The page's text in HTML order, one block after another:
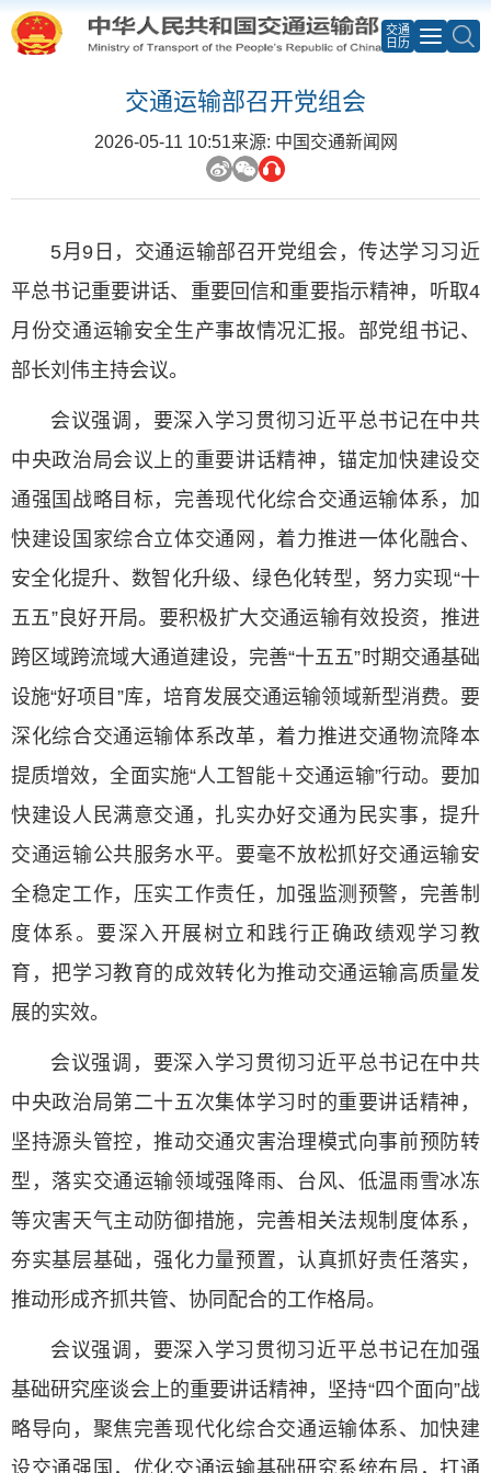
交通
日历
交通运输部召开党组会
2026-05-11 10:51来源: 中国交通新闻网
5月9日，交通运输部召开党组会，传达学习习近
平总书记重要讲话、重要回信和重要指示精神，听取4
月份交通运输安全生产事故情况汇报。部党组书记、
部长刘伟主持会议。
会议强调，要深入学习贯彻习近平总书记在中共
中央政治局会议上的重要讲话精神，锚定加快建设交
通强国战略目标，完善现代化综合交通运输体系，加
快建设国家综合立体交通网，着力推进一体化融合、
安全化提升、数智化升级、绿色化转型，努力实现“十
五五”良好开局。要积极扩大交通运输有效投资，推进
跨区域跨流域大通道建设，完善“十五五”时期交通基础
设施“好项目”库，培育发展交通运输领域新型消费。要
深化综合交通运输体系改革，着力推进交通物流降本
提质增效，全面实施“人工智能＋交通运输”行动。要加
快建设人民满意交通，扎实办好交通为民实事，提升
交通运输公共服务水平。要毫不放松抓好交通运输安
全稳定工作，压实工作责任，加强监测预警，完善制
度体系。要深入开展树立和践行正确政绩观学习教
育，把学习教育的成效转化为推动交通运输高质量发
展的实效。
会议强调，要深入学习贯彻习近平总书记在中共
中央政治局第二十五次集体学习时的重要讲话精神，
坚持源头管控，推动交通灾害治理模式向事前预防转
型，落实交通运输领域强降雨、台风、低温雨雪冰冻
等灾害天气主动防御措施，完善相关法规制度体系，
夯实基层基础，强化力量预置，认真抓好责任落实，
推动形成齐抓共管、协同配合的工作格局。
会议强调，要深入学习贯彻习近平总书记在加强
基础研究座谈会上的重要讲话精神，坚持“四个面向”战
略导向，聚焦完善现代化综合交通运输体系、加快建
设交通强国，优化交通运输基础研究系统布局，打通